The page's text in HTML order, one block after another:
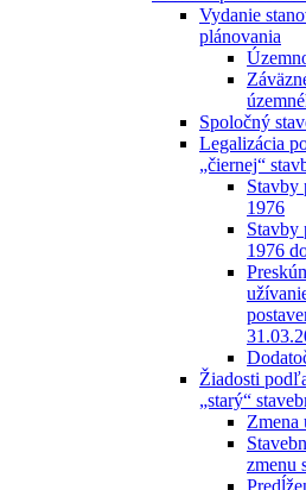
Vydanie
plánovania
Spoločný
Legalizácia
„čiernej“
Stavby
1976
Stavby
1976
Žiadosti
„starý“
Zmena
zmenu